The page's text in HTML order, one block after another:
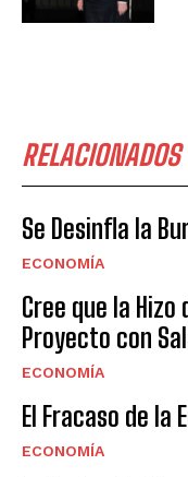
RELACIONADOS
Se Desinfla la
ECONOMÍA
Cree que la Hizo
Proyecto con
ECONOMÍA
El Fracaso de la
ECONOMÍA